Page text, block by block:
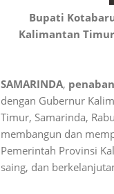
Bupati
Kalimantan
SAMARINDA,
dengan Gubernur
Timur, Samarinda,
membangun dan
Pemerintah Provinsi
saing, dan